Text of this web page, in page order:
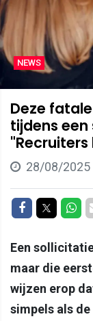
NEWS
Deze
tijdens
28/08/2025
Delen opDelen
Een
maar die
wijzen erop
simpels als